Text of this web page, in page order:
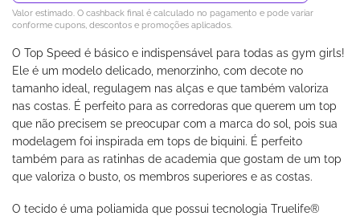
Valor estimado. O cashback final é calculado no pagamento e pode variar
conforme cupons, descontos e promoções aplicados.
O Top Speed é básico e indispensável para todas as gym girls!
Ele é um modelo delicado, menorzinho, com decote no
tamanho ideal, regulagem nas alças e que também valoriza
nas costas. É perfeito para as corredoras que querem um top
que não precisem se preocupar com a marca do sol, pois sua
modelagem foi inspirada em tops de biquini. É perfeito
também para as ratinhas de academia que gostam de um top
que valoriza o busto, os membros superiores e as costas.
O tecido é uma poliamida que possui tecnologia Truelife®